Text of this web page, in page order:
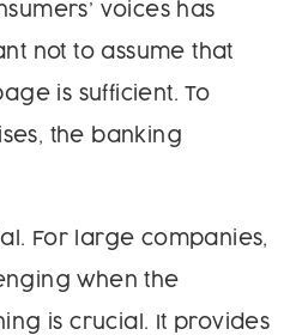
voices has
not to assume that
is sufficient. To
the banking
For large companies,
when the
is crucial. It provides